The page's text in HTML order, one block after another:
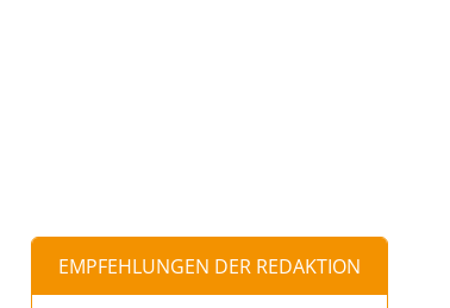
EMPFEHLUNGEN DER REDAKTION